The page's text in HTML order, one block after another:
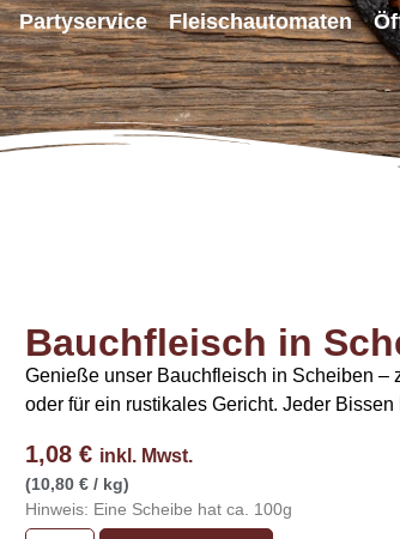
Partyservice Fleischautomaten
Bauchfleisch in
Genieße unser Bauchfleisch in Scheiben –
oder für ein rustikales Gericht. Jeder
1,08 € inkl. Mwst.
(10,80 € / kg)
Hinweis: Eine Scheibe hat ca. 100g